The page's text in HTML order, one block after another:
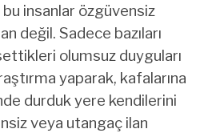
bu insanlar özgüvensiz
değil. Sadece bazıları
olumsuz duyguları
yaparak, kafalarına
durduk yere kendilerini
veya utangaç ilan